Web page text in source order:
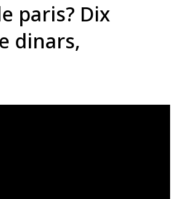
paris? Dix
dinars,